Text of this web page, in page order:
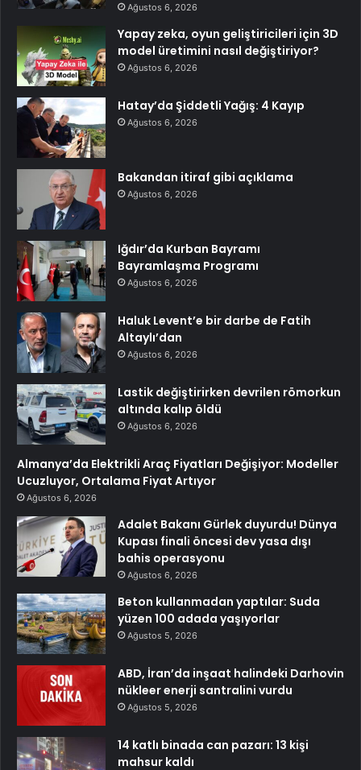
Ağustos 6, 2026
Yapay zeka, oyun geliştiricileri için 3D
model üretimini nasıl değiştiriyor?
Ağustos 6, 2026
Hatay’da Şiddetli Yağış: 4 Kayıp
Ağustos 6, 2026
Bakandan itiraf gibi açıklama
Ağustos 6, 2026
Iğdır’da Kurban Bayramı
Bayramlaşma Programı
Ağustos 6, 2026
Haluk Levent’e bir darbe de Fatih
Altaylı’dan
Ağustos 6, 2026
Lastik değiştirirken devrilen römorkun
altında kalıp öldü
Ağustos 6, 2026
Almanya’da Elektrikli Araç Fiyatları Değişiyor: Modeller
Ucuzluyor, Ortalama Fiyat Artıyor
Ağustos 6, 2026
Adalet Bakanı Gürlek duyurdu! Dünya
Kupası finali öncesi dev yasa dışı
bahis operasyonu
Ağustos 6, 2026
Beton kullanmadan yaptılar: Suda
yüzen 100 adada yaşıyorlar
Ağustos 5, 2026
ABD, İran’da inşaat halindeki Darhovin
nükleer enerji santralini vurdu
Ağustos 5, 2026
14 katlı binada can pazarı: 13 kişi
mahsur kaldı